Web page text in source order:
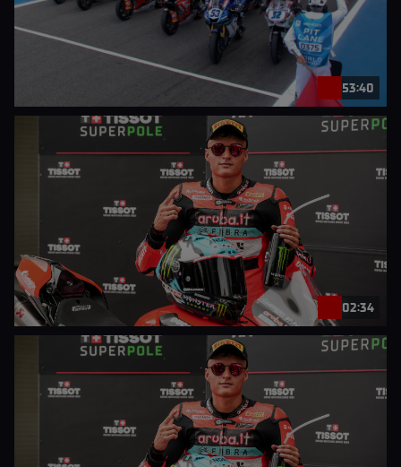
53:40
02:34